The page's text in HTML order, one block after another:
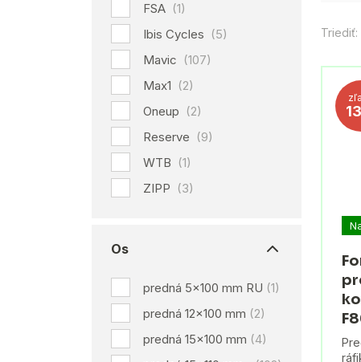
FSA (1)
Ibis Cycles (5)
Mavic (107)
Max1 (2)
Oneup (2)
Reserve (9)
WTB (1)
ZIPP (3)
Os
predná 5x100 mm RU (1)
predná 12x100 mm (2)
predná 15x100 mm (4)
Triediť: